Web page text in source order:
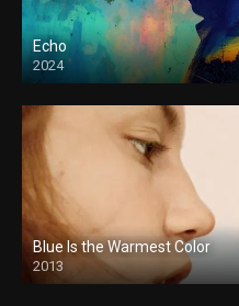
Echo
2024
Blue Is the Warmest Color
2013